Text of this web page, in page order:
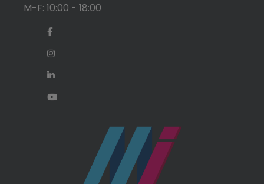
M-F: 10:00 - 18:00